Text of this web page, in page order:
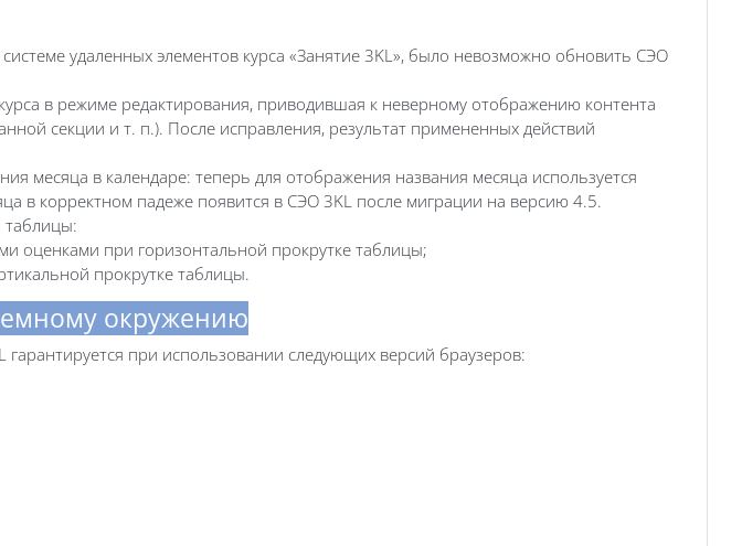
удаленных элементов курса «Занятие 3KL», было невозможно обновить СЭО
в режиме редактирования, приводившая к неверному отображению контента
секции и т. п.). После исправления, результат примененных действий
месяца в календаре: теперь для отображения названия месяца используется
в корректном падеже появится в СЭО 3KL после миграции на версию 4.5.
таблицы:
оценками при горизонтальной прокрутке таблицы;
прокрутке таблицы.
окружению
при использовании следующих версий браузеров: